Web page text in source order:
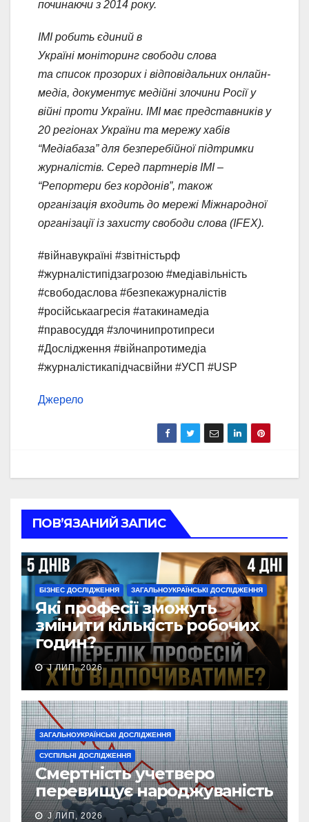
починаючи з 2014 року.
ІМІ робить єдиний в
Україні моніторинг свободи слова
та список прозорих і відповідальних онлайн-
медіа, документує медійні злочини Росії у
війні проти України. ІМІ має представників у
20 регіонах України та мережу хабів
“Медіабаза” для безперебійної підтримки
журналістів. Серед партнерів ІМІ –
“Репортери без кордонів”, також
організація входить до мережі Міжнародної
організації із захисту свободи слова (IFEX).
#війнавукраїні #звітністьрф
#журналістипідзагрозою #медіавільність
#свободаслова #безпекажурналістів
#російськаагресія #атакинамедіа
#правосуддя #злочинипротипреси
#Дослідження #війнапротимедіа
#журналістикапідчасвійни #УСП #USP
Джерело
ПОВ’ЯЗАНИЙ ЗАПИС
БІЗНЕС ДОСЛІДЖЕННЯ ЗАГАЛЬНОУКРАЇНСЬКІ ДОСЛІДЖЕННЯ
Які професії зможуть
змінити кількість робочих
годин?
J ЛИП, 2026
ЗАГАЛЬНОУКРАЇНСЬКІ ДОСЛІДЖЕННЯ
СУСПІЛЬНІ ДОСЛІДЖЕННЯ
Смертність учетверо
перевищує народжуваність
J ЛИП, 2026